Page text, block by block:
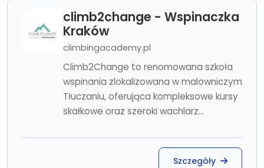
climb2change - Wspinaczka
Kraków
climbingacademy.pl
Climb2Change to renomowana szkoła
wspinania zlokalizowana w malowniczym
Tłuczaniu, oferująca kompleksowe kursy
skałkowe oraz szeroki wachlarz...
Szczegóły